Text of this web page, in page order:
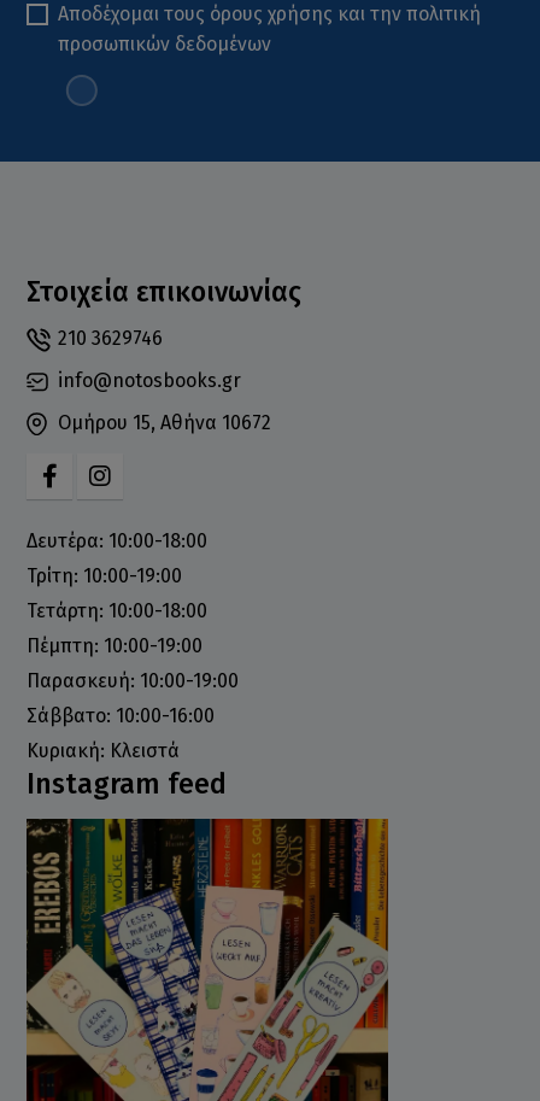
Αποδέχομαι τους όρους χρήσης και τηνπολιτική
προσωπικών δεδομένων
Στοιχεία επικοινωνίας
210 3629746
info@notosbooks.gr
Ομήρου 15, Αθήνα 10672
Δευτέρα: 10:00-18:00
Τρίτη: 10:00-19:00
Τετάρτη: 10:00-18:00
Πέμπτη: 10:00-19:00
Παρασκευή: 10:00-19:00
Σάββατο: 10:00-16:00
Κυριακή: Κλειστά
Instagram feed